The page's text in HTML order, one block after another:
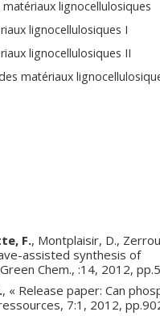
lignocellulosiques
lignocellulosiques I
lignocellulosiques II
matériaux
F., Montplaisir, D.,
assisted synthesis of
Chem., :14, 2012,
, « Release paper: Can
7:1, 2012,